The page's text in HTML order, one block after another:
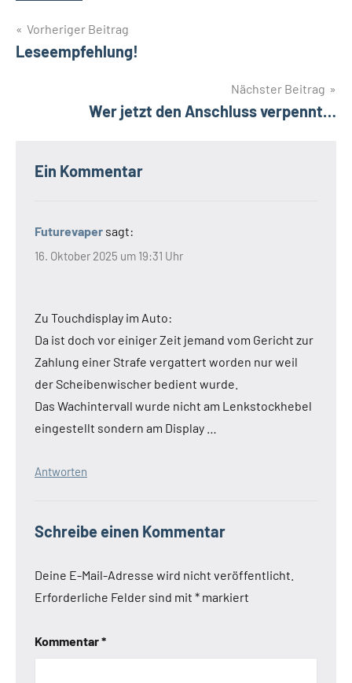
Beitrags-
Navigation
Vorheriger Beitrag
Leseempfehlung!
Nächster Beitrag
Wer jetzt den Anschluss verpennt…
Ein Kommentar
Futurevaper sagt:
16. Oktober 2025 um 19:31 Uhr
Zu Touchdisplay im Auto:
Da ist doch vor einiger Zeit jemand vom Gericht zur
Zahlung einer Strafe vergattert worden nur weil
der Scheibenwischer bedient wurde.
Das Wachintervall wurde nicht am Lenkstockhebel
eingestellt sondern am Display …
Antworten
Schreibe einen Kommentar
Deine E-Mail-Adresse wird nicht veröffentlicht.
Erforderliche Felder sind mit * markiert
Kommentar*